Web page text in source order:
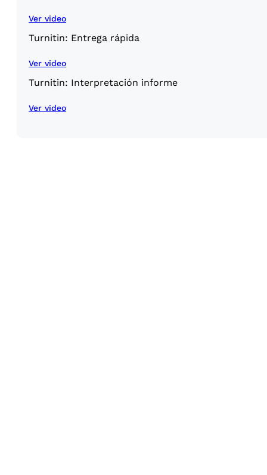
Ver video
Turnitin: Entrega rápida
Ver video
Turnitin: Interpretación informe
Ver video